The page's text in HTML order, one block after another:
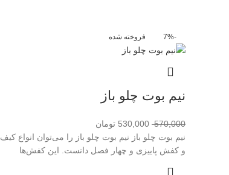
-7% فروخته شده
نیم بوت چلو باز
570,000
530,000 تومان
نیم بوت چلو باز نیم بوت چلو باز را می‌توان انواع کیف
و کفش پاییزی و چهار فصل دانست. این کفش‌ها